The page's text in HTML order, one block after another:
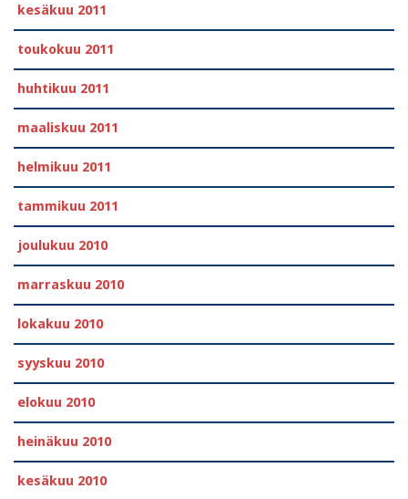
kesäkuu 2011
toukokuu 2011
huhtikuu 2011
maaliskuu 2011
helmikuu 2011
tammikuu 2011
joulukuu 2010
marraskuu 2010
lokakuu 2010
syyskuu 2010
elokuu 2010
heinäkuu 2010
kesäkuu 2010